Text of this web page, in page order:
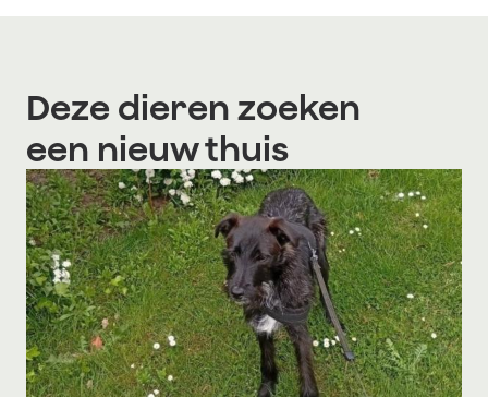
Deze dieren zoeken
een nieuw thuis